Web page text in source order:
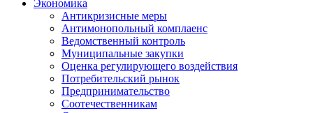
Экономика
Антикризисные меры
Антимонопольный комплаенс
Ведомственный контроль
Муниципальные закупки
Оценка регулирующего воздействия
Потребительский рынок
Предпринимательство
Соотечественникам